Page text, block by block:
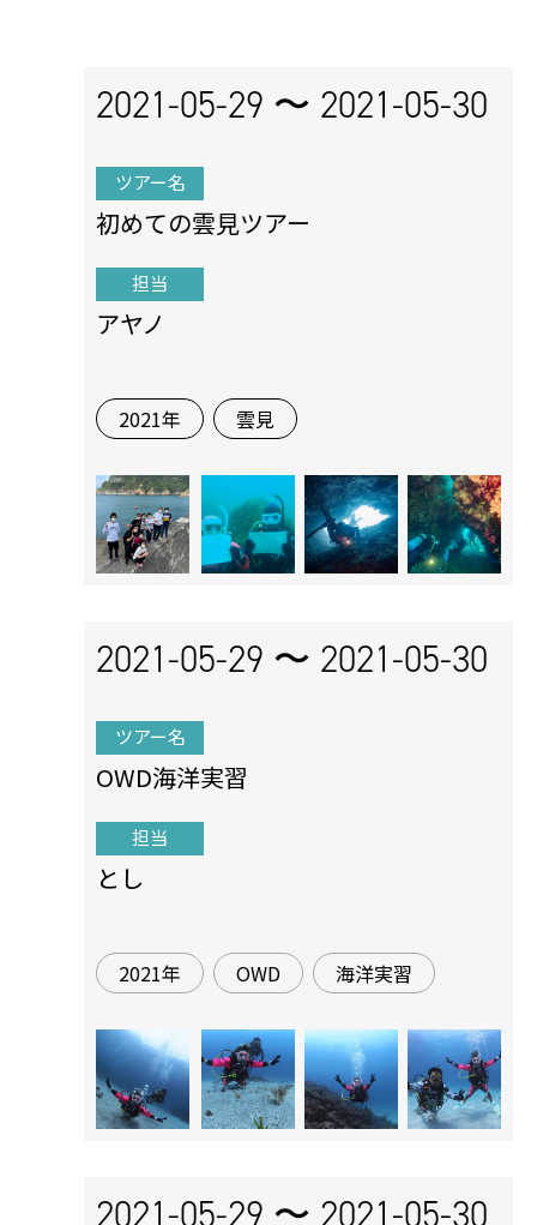
2021-05-29 〜 2021-05-30
ツアー名
初めての雲見ツアー
担当
アヤノ
2021年 雲見
2021-05-29 〜 2021-05-30
ツアー名
OWD海洋実習
担当
とし
2021年 OWD 海洋実習
2021-05-29 〜 2021-05-30